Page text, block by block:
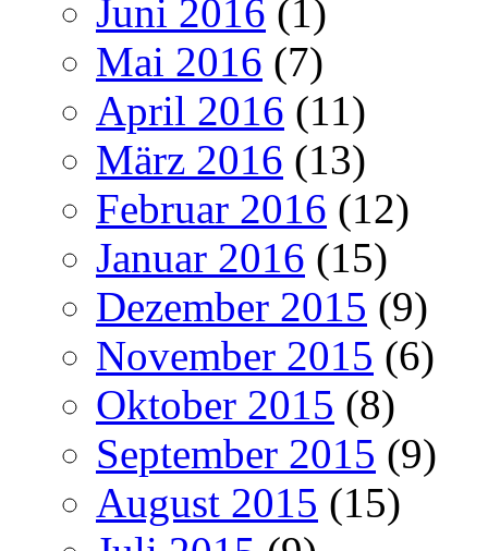
Juni 2016 (1)
Mai 2016 (7)
April 2016 (11)
März 2016 (13)
Februar 2016 (12)
Januar 2016 (15)
Dezember 2015 (9)
November 2015 (6)
Oktober 2015 (8)
September 2015 (9)
August 2015 (15)